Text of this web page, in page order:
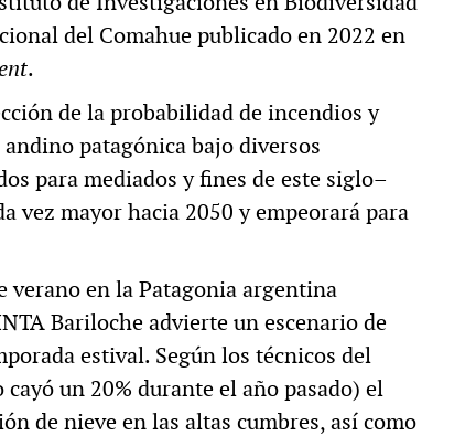
del Comahue publicado en 2022 en
.
de la probabilidad de incendios y
patagónica bajo diversos
para mediados y fines de este siglo–
vez mayor hacia 2050 y empeorará para
verano en la Patagonia argentina
Bariloche advierte un escenario de
estival. Según los técnicos del
un 20% durante el año pasado) el
de nieve en las altas cumbres, así como